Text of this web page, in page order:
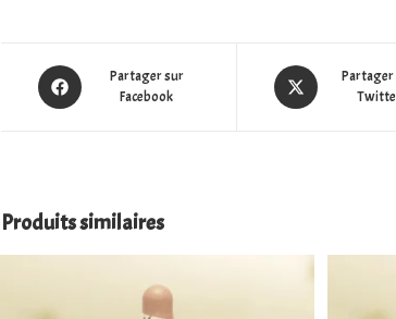
Partager sur
Facebook
Produits similaires